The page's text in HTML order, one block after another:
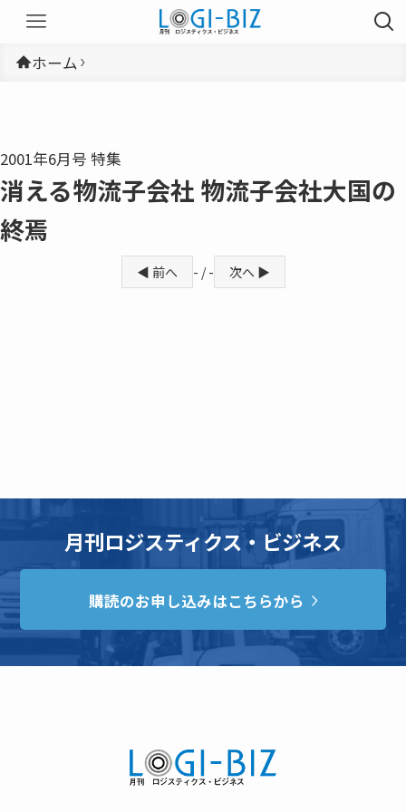
ホーム
2001年6月号 特集
消える物流子会社 物流子会社大国の
終焉
◀ 前へ - / - 次へ ▶
月刊ロジスティクス・ビジネス
購読のお申し込みはこちらから